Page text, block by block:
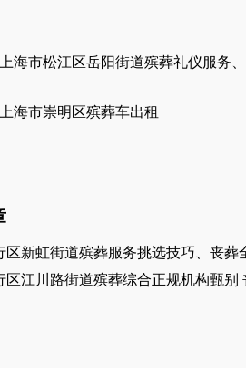
上海市松江区岳阳街道殡葬礼仪服务
上海市崇明区殡葬车出租
区新虹街道殡葬服务挑选技巧、丧葬
区江川路街道殡葬综合正规机构甄